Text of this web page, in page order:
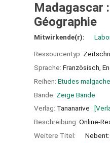
Madagascar
Géographie
Mitwirkende(r):
Ressourcentyp:
Sprache: Französisch
Reihen: Etudes
Bände: Zeige Bände
Verlag: Tananarive :
Beschreibung: Online-
Weitere Titel: